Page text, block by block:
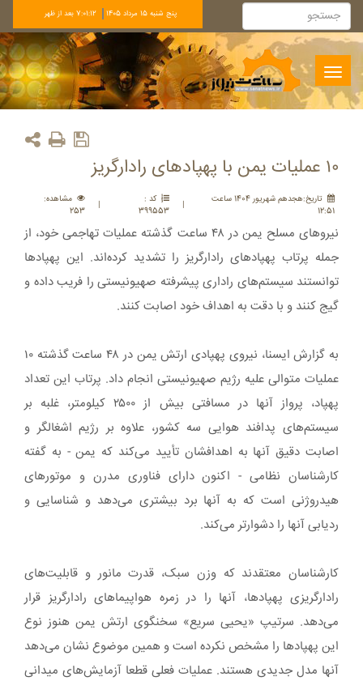
پنج شنبه 15 مرداد 1405 7:01:12 بعد از ظهر
Toggle
navigation
۱۰ عملیات یمن با پهپادهای رادارگریز
تاريخ:هجدهم شهريور 1404 ساعت
12:51
|
کد :
399553
|
مشاهده:
253
نیروهای مسلح یمن در ۴۸ ساعت گذشته عملیات تهاجمی خود، از
جمله پرتاب پهپادهای رادارگریز را تشدید کرده‌اند. این پهپادها
توانستند سیستم‌های راداری پیشرفته صهیونیستی را فریب داده و
گیج کنند و با دقت به اهداف خود اصابت کنند.
به گزارش ایسنا، نیروی پهپادی ارتش یمن در ۴۸ ساعت گذشته ۱۰
عملیات متوالی علیه رژیم صهیونیستی انجام داد. پرتاب این تعداد
پهپاد، پرواز آنها در مسافتی بیش از ۲۵۰۰ کیلومتر، غلبه بر
سیستم‌های پدافند هوایی سه کشور، علاوه بر رژیم اشغالگر و
اصابت دقیق آنها به اهدافشان تأیید می‌کند که یمن - به گفته
کارشناسان نظامی - اکنون دارای فناوری مدرن و موتورهای
هیدروژنی است که به آنها برد بیشتری می‌دهد و شناسایی و
ردیابی آنها را دشوارتر می‌کند.
کارشناسان معتقدند که وزن سبک، قدرت مانور و قابلیت‌های
رادارگریزی پهپادها، آنها را در زمره هواپیماهای رادارگریز قرار
می‌دهد. سرتیپ «یحیی سریع» سخنگوی ارتش یمن هنوز نوع
این پهپادها را مشخص نکرده است و همین موضوع نشان می‌دهد
آنها مدل جدیدی هستند. عملیات فعلی قطعا آزمایش‌های میدانی